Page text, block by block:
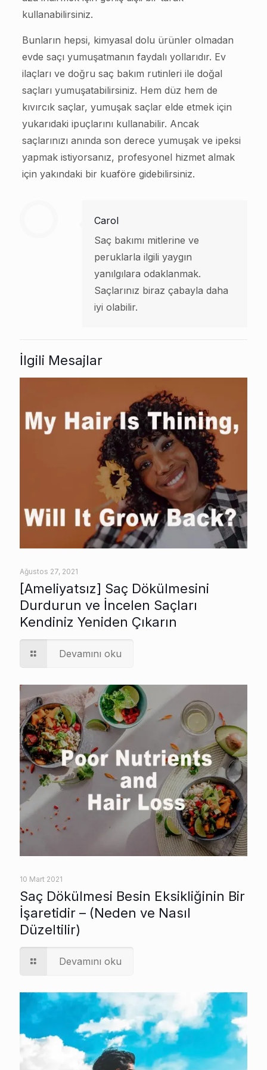
kullanabilirsiniz.
Bunların hepsi, kimyasal dolu ürünler olmadan
evde saçı yumuşatmanın faydalı yollarıdır. Ev
ilaçları ve doğru saç bakım rutinleri ile doğal
saçları yumuşatabilirsiniz. Hem düz hem de
kıvırcık saçlar, yumuşak saçlar elde etmek için
yukarıdaki ipuçlarını kullanabilir. Ancak
saçlarınızı anında son derece yumuşak ve ipeksi
yapmak istiyorsanız, profesyonel hizmet almak
için yakındaki bir kuaföre gidebilirsiniz.
Carol
Saç bakımı mitlerine ve
peruklarla ilgili yaygın
yanılgılara odaklanmak.
Saçlarınız biraz çabayla daha
iyi olabilir.
İlgili Mesajlar
Ağustos 27, 2021
[Ameliyatsız] Saç Dökülmesini
Durdurun ve İncelen Saçları
Kendiniz Yeniden Çıkarın
Devamını oku
10 Mart 2021
Saç Dökülmesi Besin Eksikliğinin Bir
İşaretidir – (Neden ve Nasıl
Düzeltilir)
Devamını oku